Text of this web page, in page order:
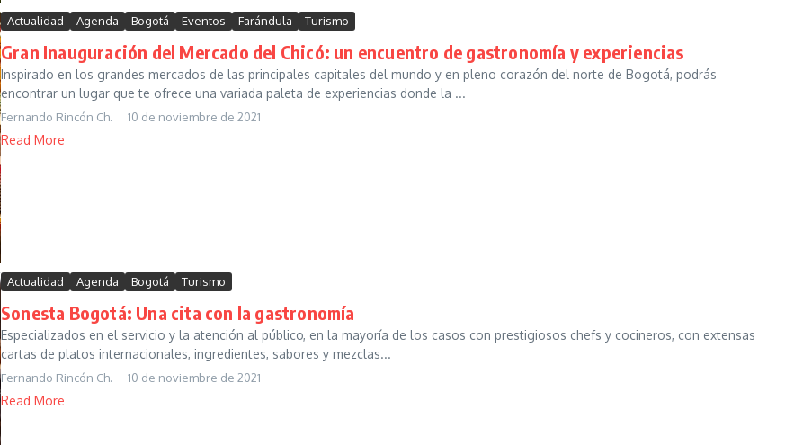
Actualidad Agenda Bogotá Eventos Farándula Turismo
Gran Inauguración del Mercado del Chicó: un encuentro de gastronomía y experiencias
Inspirado en los grandes mercados de las principales capitales del mundo y en pleno corazón del norte de Bogotá, podrás
encontrar un lugar que te ofrece una variada paleta de experiencias donde la ...
Fernando Rincón Ch. 10 de noviembre de 2021
Read More
Actualidad Agenda Bogotá Turismo
Sonesta Bogotá: Una cita con la gastronomía
Especializados en el servicio y la atención al público, en la mayoría de los casos con prestigiosos chefs y cocineros, con extensas
cartas de platos internacionales, ingredientes, sabores y mezclas...
Fernando Rincón Ch. 10 de noviembre de 2021
Read More